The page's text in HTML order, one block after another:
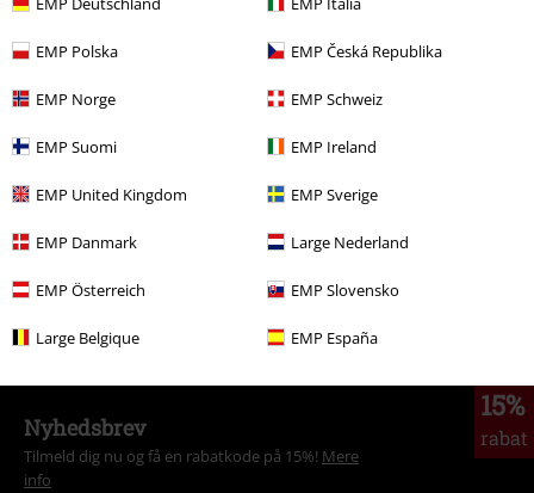
EMP Polska EMP Česká Republika
EMP Norge EMP Schweiz
EMP Suomi EMP Ireland
EMP United Kingdom EMP Sverige
EMP Danmark Large Nederland
EMP Österreich EMP Slovensko
Large Belgique EMP España
Tøjmærker Favela
Tema Sort tøj
Tema Streetwear Tøj
Tema Streetwear Streetwear herrer
Tøj & accessories T-shirts
15%
rabat
Nyhedsbrev
Tilmeld dig nu og få en rabatkode på 15%! Mere
info